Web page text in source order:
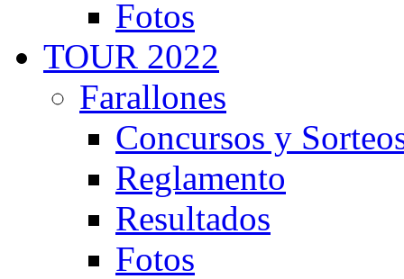
Fotos
TOUR 2022
Farallones
Concursos y
Reglamento
Resultados
Fotos